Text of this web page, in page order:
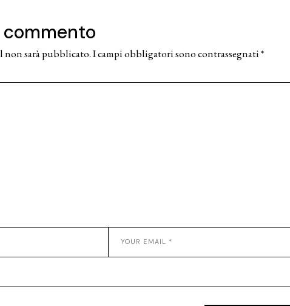
sarà pubblicato.I campi obbligatori sono contrassegnati*